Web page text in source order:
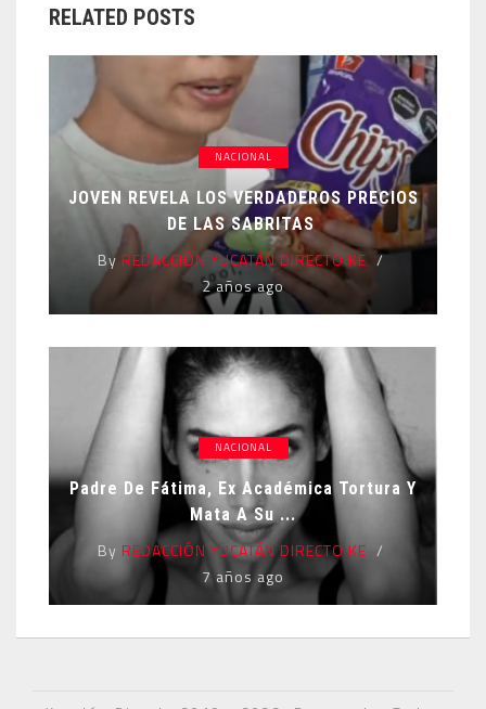
RELATED POSTS
NACIONAL
JOVEN REVELA LOS VERDADEROS PRECIOS
DE LAS SABRITAS
ByREDACCIÓN YUCATÁN DIRECTO KE
2 años ago
NACIONAL
Padre De Fátima, Ex Académica Tortura Y
Mata A Su ...
By REDACCIÓN YUCATÁN DIRECTO KE
7 años ago